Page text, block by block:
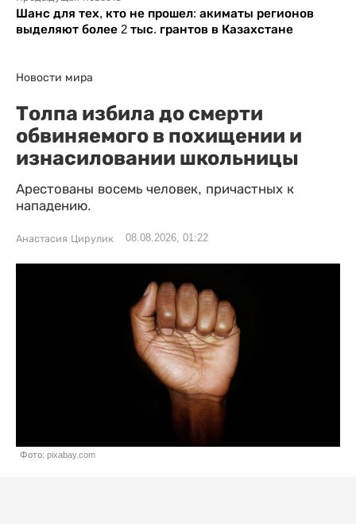
Шанс для тех, кто не прошел: акиматы регионов
выделяют более 2 тыс. грантов в Казахстане
Новости мира
Толпа избила до смерти
обвиняемого в похищении и
изнасиловании школьницы
Арестованы восемь человек, причастных к
нападению.
Анастасия Цирулик 08.08.2026, 01:22
Фото: pixabay.com